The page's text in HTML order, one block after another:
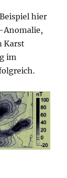
hier
Anomalie,
Karst
im